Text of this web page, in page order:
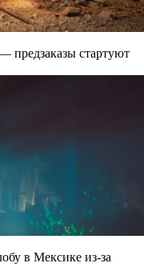
предзаказы стартуют
в Мексике из-за